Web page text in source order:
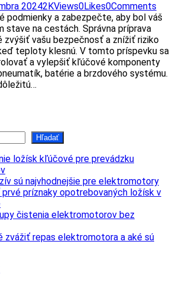
20242KViews0Likes0Comments
podmienky a zabezpečte, aby bol váš
stave na cestách. Správna príprava
zvýšiť vašu bezpečnosť a znížiť riziko
teploty klesnú. V tomto príspevku sa
a vylepšiť kľúčové komponenty
batérie a brzdového systému.
Hľadať
ložísk kľúčové pre prevádzku
sú najvhodnejšie pre elektromotory
príznaky opotrebovaných ložísk v
čistenia elektromotorov bez
zvážiť repas elektromotora a aké sú